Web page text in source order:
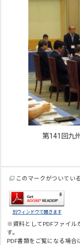
第141回九州
このマークがついてい
別ウィンドウで開きます
※資料としてPDFファイル
す。
PDF書類をご覧になる場合